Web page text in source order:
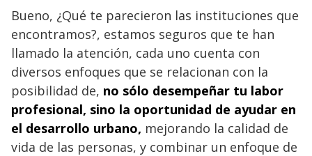
Bueno, ¿Qué te parecieron las instituciones que
encontramos?, estamos seguros que te han
llamado la atención, cada uno cuenta con
diversos enfoques que se relacionan con la
posibilidad de, no sólo desempeñar tu labor
profesional, sino la oportunidad de ayudar en
el desarrollo urbano, mejorando la calidad de
vida de las personas, y combinar un enfoque de